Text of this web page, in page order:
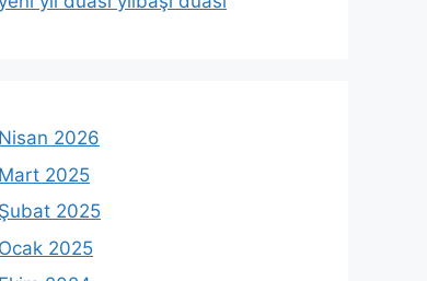
Nisan 2026
Mart 2025
Şubat 2025
Ocak 2025